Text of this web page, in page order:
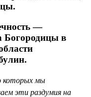
—
Богородицы в
которых мы
эти раздумия на